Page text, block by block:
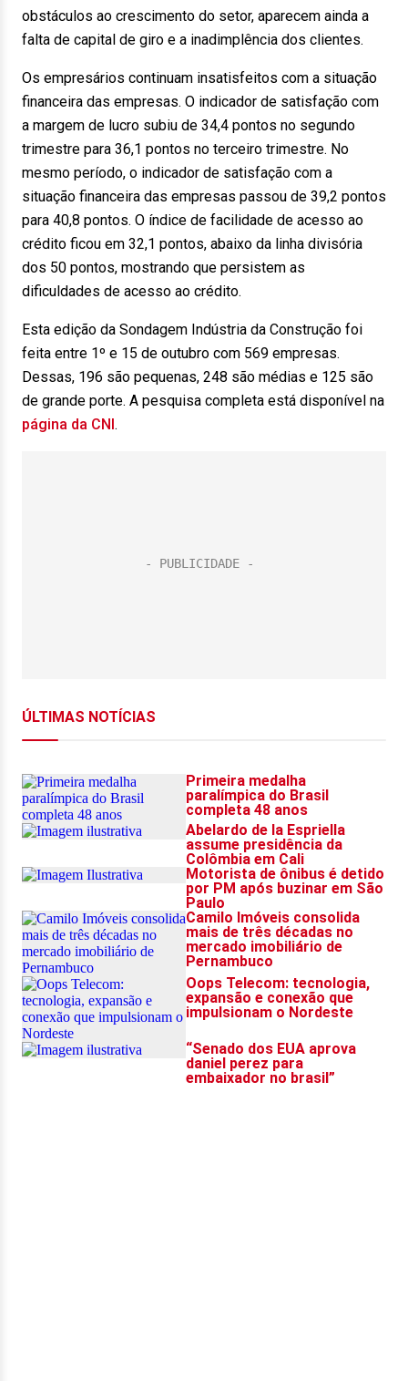
obstáculos ao crescimento do setor, aparecem ainda a
falta de capital de giro e a inadimplência dos clientes.
Os empresários continuam insatisfeitos com a situação
financeira das empresas. O indicador de satisfação com
a margem de lucro subiu de 34,4 pontos no segundo
trimestre para 36,1 pontos no terceiro trimestre. No
mesmo período, o indicador de satisfação com a
situação financeira das empresas passou de 39,2 pontos
para 40,8 pontos. O índice de facilidade de acesso ao
crédito ficou em 32,1 pontos, abaixo da linha divisória
dos 50 pontos, mostrando que persistem as
dificuldades de acesso ao crédito.
Esta edição da Sondagem Indústria da Construção foi
feita entre 1º e 15 de outubro com 569 empresas.
Dessas, 196 são pequenas, 248 são médias e 125 são
de grande porte. A pesquisa completa está disponível na
página da CNI.